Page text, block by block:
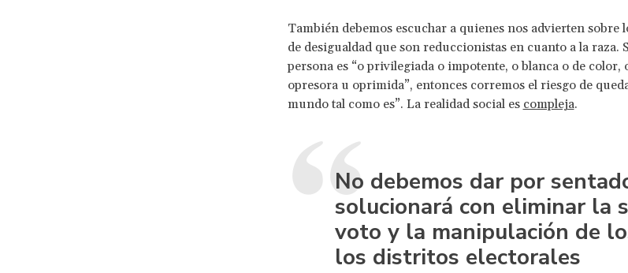
También debemos escuchar a quienes nos advierten sobre
de desigualdad que son reduccionistas en cuanto a la raza.
persona es “o privilegiada o impotente, o blanca o de
opresora u oprimida”, entonces corremos el riesgo de
mundo tal como es”. La realidad social es compleja.
No debemos dar por
solucionará con eliminar la
voto y la manipulación de
los distritos electorales